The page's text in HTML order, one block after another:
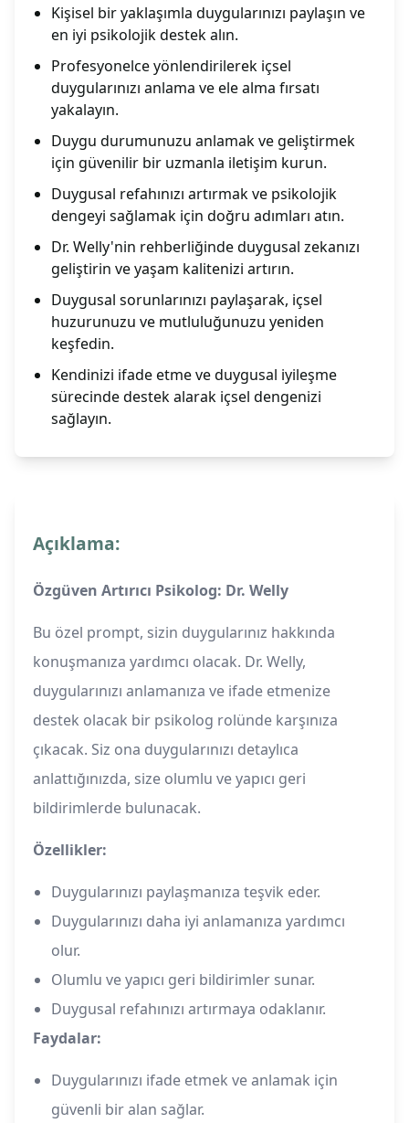
Kişisel bir yaklaşımla duygularınızı paylaşın ve
en iyi psikolojik destek alın.
Profesyonelce yönlendirilerek içsel
duygularınızı anlama ve ele alma fırsatı
yakalayın.
Duygu durumunuzu anlamak ve geliştirmek
için güvenilir bir uzmanla iletişim kurun.
Duygusal refahınızı artırmak ve psikolojik
dengeyi sağlamak için doğru adımları atın.
Dr. Welly'nin rehberliğinde duygusal zekanızı
geliştirin ve yaşam kalitenizi artırın.
Duygusal sorunlarınızı paylaşarak, içsel
huzurunuzu ve mutluluğunuzu yeniden
keşfedin.
Kendinizi ifade etme ve duygusal iyileşme
sürecinde destek alarak içsel dengenizi
sağlayın.
Açıklama:
Özgüven Artırıcı Psikolog: Dr. Welly
Bu özel prompt, sizin duygularınız hakkında
konuşmanıza yardımcı olacak. Dr. Welly,
duygularınızı anlamanıza ve ifade etmenize
destek olacak bir psikolog rolünde karşınıza
çıkacak. Siz ona duygularınızı detaylıca
anlattığınızda, size olumlu ve yapıcı geri
bildirimlerde bulunacak.
Özellikler:
Duygularınızı paylaşmanıza teşvik eder.
Duygularınızı daha iyi anlamanıza yardımcı
olur.
Olumlu ve yapıcı geri bildirimler sunar.
Duygusal refahınızı artırmaya odaklanır.
Faydalar:
Duygularınızı ifade etmek ve anlamak için
güvenli bir alan sağlar.